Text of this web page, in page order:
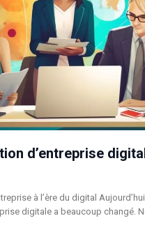
d’entreprise
à l’ère du digital
digitale a beaucoup changé.